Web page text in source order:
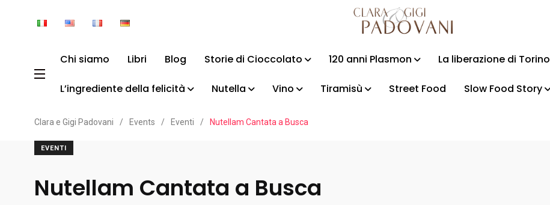
Chi siamo Libri Blog Storie di Cioccolato 120 anni Plasmon La liberazione di Torino
L’ingrediente della felicità Nutella Vino Tiramisù Street Food Slow Food Story
Clara e Gigi Padovani / Events / Eventi / Nutellam Cantata a Busca
EVENTI
Nutellam Cantata a Busca